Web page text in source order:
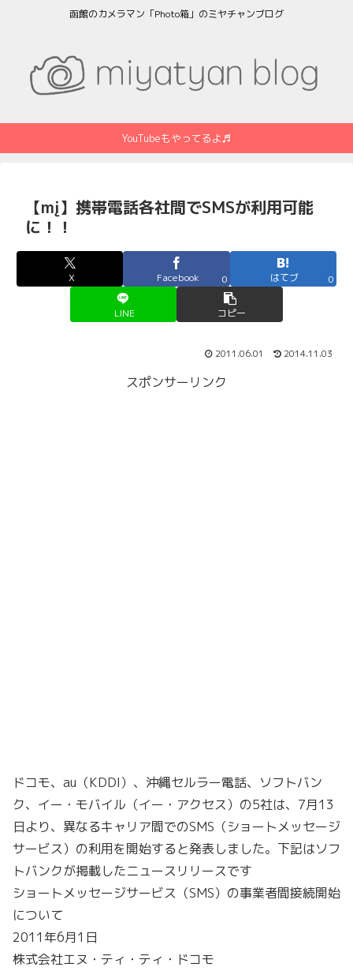
函館のカメラマン「Photo箱」のミヤチャンブログ
YouTubeもやってるよ♬
【mį】携帯電話各社間でSMSが利用可能
に！！
X Facebook 0 はてブ 0
LINE コピー
2011.06.01 2014.11.03
スポンサーリンク
ドコモ、au（KDDI）、沖縄セルラー電話、ソフトバン
ク、イー・モバイル（イー・アクセス）の5社は、7月13
日より、異なるキャリア間でのSMS（ショートメッセージ
サービス）の利用を開始すると発表しました。下記はソフ
トバンクが掲載したニュースリリースです
ショートメッセージサービス（SMS）の事業者間接続開始
について
2011年6月1日
株式会社エヌ・ティ・ティ・ドコモ